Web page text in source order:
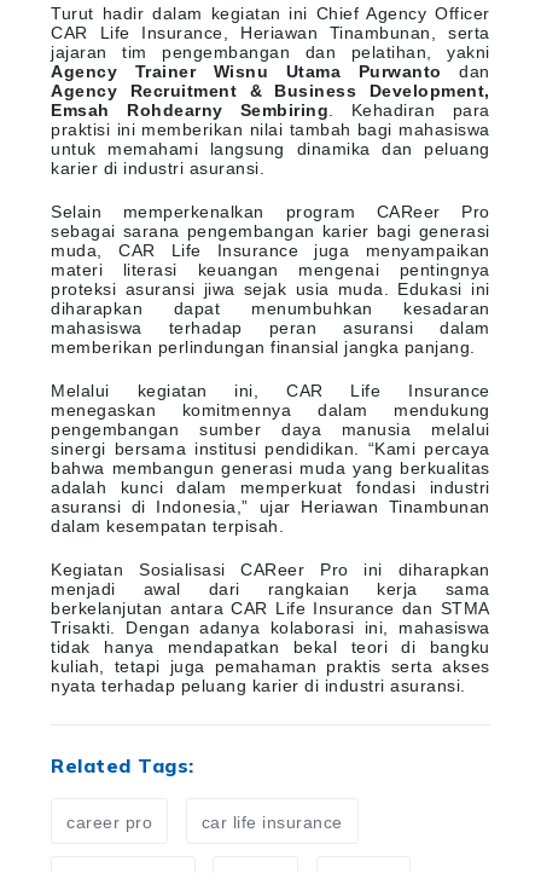
Turut hadir dalam kegiatan ini Chief Agency Officer
CAR Life Insurance, Heriawan Tinambunan, serta
jajaran tim pengembangan dan pelatihan, yakni
Agency Trainer Wisnu Utama Purwanto
dan
Agency Recruitment & Business Development,
Emsah Rohdearny Sembiring . Kehadiran para
praktisi ini memberikan nilai tambah bagi mahasiswa
untuk memahami langsung dinamika dan peluang
karier di industri asuransi.
Selain memperkenalkan program CAReer Pro
sebagai sarana pengembangan karier bagi generasi
muda, CAR Life Insurance juga menyampaikan
materi literasi keuangan mengenai pentingnya
proteksi asuransi jiwa sejak usia muda. Edukasi ini
diharapkan dapat menumbuhkan kesadaran
mahasiswa terhadap peran asuransi dalam
memberikan perlindungan finansial jangka panjang.
Melalui kegiatan ini, CAR Life Insurance
menegaskan komitmennya dalam mendukung
pengembangan sumber daya manusia melalui
sinergi bersama institusi pendidikan. “Kami percaya
bahwa membangun generasi muda yang berkualitas
adalah kunci dalam memperkuat fondasi industri
asuransi di Indonesia,” ujar Heriawan Tinambunan
dalam kesempatan terpisah.
Kegiatan Sosialisasi CAReer Pro ini diharapkan
menjadi awal dari rangkaian kerja sama
berkelanjutan antara CAR Life Insurance dan STMA
Trisakti. Dengan adanya kolaborasi ini, mahasiswa
tidak hanya mendapatkan bekal teori di bangku
kuliah, tetapi juga pemahaman praktis serta akses
nyata terhadap peluang karier di industri asuransi.
Related Tags:
career pro car life insurance